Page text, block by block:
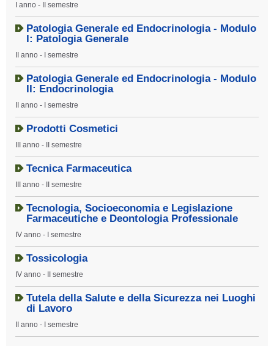
I anno - II semestre
Patologia Generale ed Endocrinologia - Modulo
I: Patologia Generale
II anno - I semestre
Patologia Generale ed Endocrinologia - Modulo
II: Endocrinologia
II anno - I semestre
Prodotti Cosmetici
III anno - II semestre
Tecnica Farmaceutica
III anno - II semestre
Tecnologia, Socioeconomia e Legislazione
Farmaceutiche e Deontologia Professionale
IV anno - I semestre
Tossicologia
IV anno - II semestre
Tutela della Salute e della Sicurezza nei Luoghi
di Lavoro
II anno - I semestre